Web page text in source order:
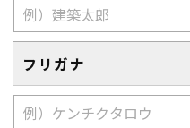
フリガナ